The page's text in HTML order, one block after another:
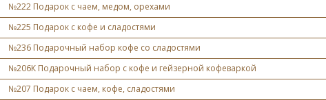
№222 Подарок с чаем, медом, орехами
№225 Подарок с кофе и сладостями
№236 Подарочный набор кофе со сладостями
№206К Подарочный набор с кофе и гейзерной кофеваркой
№207 Подарок с чаем, кофе, сладостями